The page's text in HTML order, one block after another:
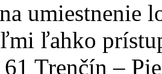
umiestnenie
ľahko
Trenčín –